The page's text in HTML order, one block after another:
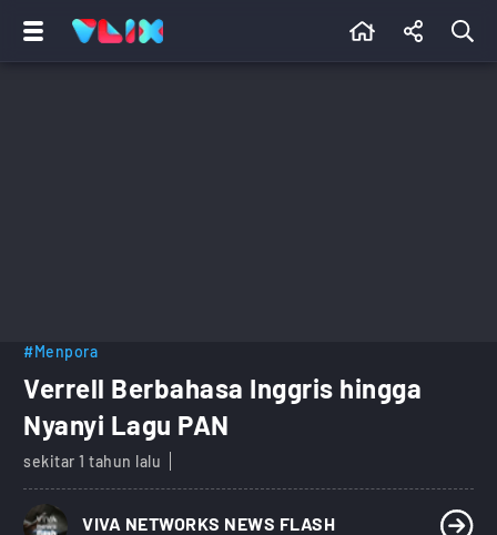
#Menpora
Verrell Berbahasa Inggris hingga
Nyanyi Lagu PAN
sekitar 1 tahun lalu
VIVA NETWORKS NEWS FLASH